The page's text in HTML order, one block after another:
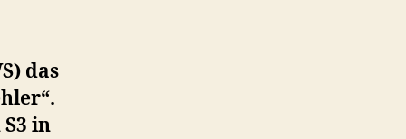
das
in